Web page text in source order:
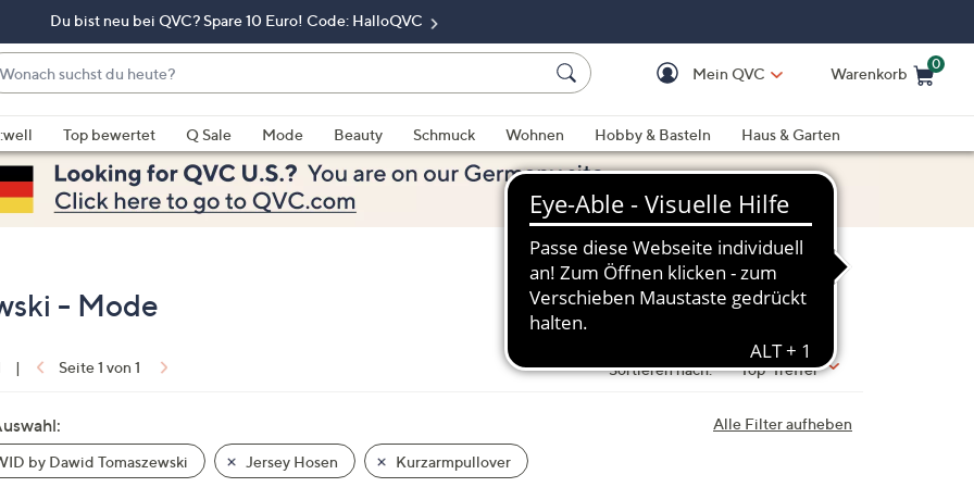
Du bist neu bei QVC? Spare 10 Euro! Code: HalloQVC
Mein QVC Warenkorb
0
Top bewertet Q Sale Mode Beauty Schmuck Wohnen Hobby & Basteln
Haus & Garten
- Mode
| Seite 1 von 1 Sortieren nach: Top-Treffer
Alle Filter aufheben
by Dawid Tomaszewski Jersey Hosen Kurzarmpullover